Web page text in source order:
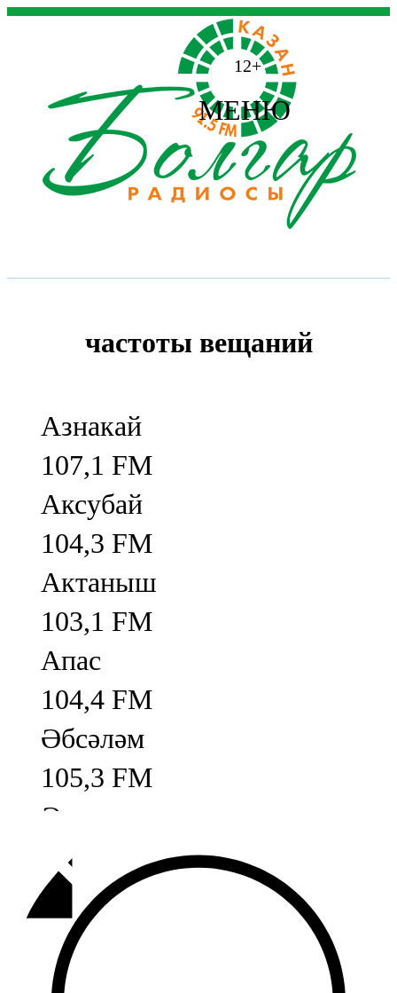
12+
МЕНЮ
частоты вещаний
Азнакай
107,1 FM
Аксубай
104,3 FM
Актаныш
103,1 FM
Апас
104,4 FM
Әбсәләм
105,3 FM
Әлмәт
92,9 FM
Базарлы матак
107,1 FM
Балык бистәсе